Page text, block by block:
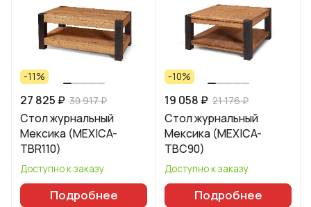
-11%
27 825 ₽ 30 917 ₽
Стол журнальный
Мексика (MEXICA-
TBR110)
Доступно к заказу
Подробнее
-10%
19 058 ₽ 21 176 ₽
Стол журнальный
Мексика (MEXICA-
TBC90)
Доступно к заказу
Подробнее